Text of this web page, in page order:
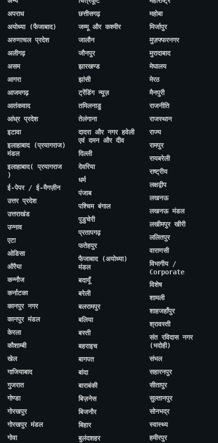
अपराध
अयोध्या (फैजाबाद)
अरुणाचल प्रदेश
अलीगढ़
असम
आगरा
आजमगढ़
आतंकवाद
आंध्र प्रदेश
इटावा
इलाहाबाद (प्रयागराज)
मंडल
इलाहाबाद( प्रयागराज
)
ई-पेपर / ई-मैगज़ीन
उत्तर प्रदेश
उत्तराखंड
उन्नाव
एटा
ओडिसा
औरैया
कन्नौज
कर्नाटका
कानपुर नगर
कानपुर मंडल
केरला
कौशाम्बी
खेल
गाजियाबाद
गुजरात
गोण्डा
गोरखपुर
गोरखपुर मंडल
गोवा
छत्तीसगढ़
जम्मू और कश्मीर
जालौन
जौनपुर
झारखण्ड
झांसी
ट्रेंडिंग न्यूज़
तमिलनाडु
तेलंगाना
दादरा और नगर हवेली
एवं दमन और दीव
दिल्ली
देवरिया
धर्म
पंजाब
पश्चिम बंगाल
पुडुचेरी
प्रतापगढ़
फतेहपुर
फैजाबाद (अयोध्या)
मंडल
बदायूँ
बरेली
बलरामपुर
बलिया
बस्ती
बहराइच
बागपत
बांदा
बाराबंकी
बिज़नेस
बिजनौर
बिहार
बुलंदशहर
महोबा
मिर्जापुर
मुज़फ्फरनगर
मुरादाबाद
मेघालय
मेरठ
मैनपुरी
राजनीति
राजस्थान
राज्य
रामपुर
रायबरेली
राष्ट्रीय
लक्षद्वीप
लखनऊ
लखनऊ मंडल
लखीमपुर खीरी
ललितपुर
वाराणसी
विभागीय /
Corporate
विशेष
शामली
शाहजहाँपुर
श्रावस्ती
संत रविदास नगर
(भदोही)
संभल
सहारनपुर
सीतापुर
सुल्तानपुर
सोनभद्र
स्वास्थ्य
हमीरपुर